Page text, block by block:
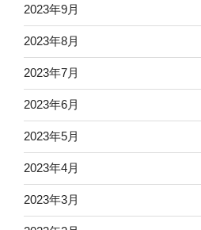
2023年9月
2023年8月
2023年7月
2023年6月
2023年5月
2023年4月
2023年3月